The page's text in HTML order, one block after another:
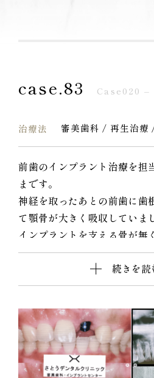
case.83 Case020 –
治療法 審美歯科 / 再生治療
前歯のインプラント治療を担
まです。
神経を取ったあとの前歯に歯
て顎骨が大きく吸収していま
インプラントを支える骨が無
生治療を行い骨を回復してか
インプラントの上部は、ジル
して頂けました。
続きを読